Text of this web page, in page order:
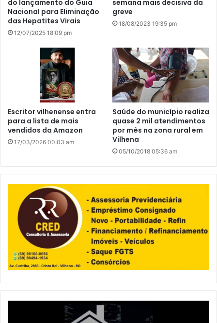
do lançamento do Guia
Nacional para Eliminação
das Hepatites Virais
12/07/2025 18:09 pm
semana mais decisiva da
greve
18/08/2023 19:35 pm
Escritor vilhenense entra
para a lista de mais
vendidos da Amazon
17/03/2026 00:03 am
Saúde do município realiza
quase 2 mil atendimentos
por mês na zona rural em
Vilhena
05/10/2018 05:36 am